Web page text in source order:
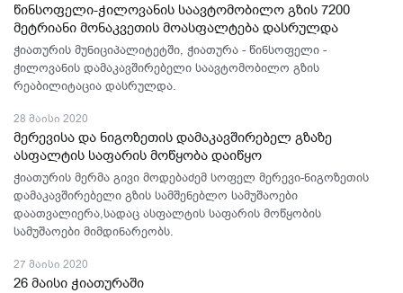
წინსოფელი-ჭილოვანის საავტომობილო გზის 7200
მეტრიანი მონაკვეთის მოასფალტება დასრულდა
ჭიათურის მუნიციპალიტეტში, ჭიათურა - წინსოფელი -
ჭილოვანის დამაკავშირებელი საავტომობილო გზის
რეაბილიტაცია დასრულდა.
28 მაისი 2020
მერევისა და ნიგოზეთის დამაკავშირებელ გზაზე
ასფალტის საფარის მოწყობა დაიწყო
ჭიათურის მერმა გივი მოდებაძემ სოფელ მერევი-ნიგოზეთის
დამაკავშირებელი გზის სამშენებლო სამუშაოები
დაათვალიერა,სადაც ასფალტის საფარის მოწყობის
სამუშაოები მიმდინარეობს.
27 მაისი 2020
26 მაისი ჭიათურაში